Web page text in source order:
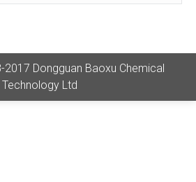
Dongguan Baoxu Chemical
Technology Ltd